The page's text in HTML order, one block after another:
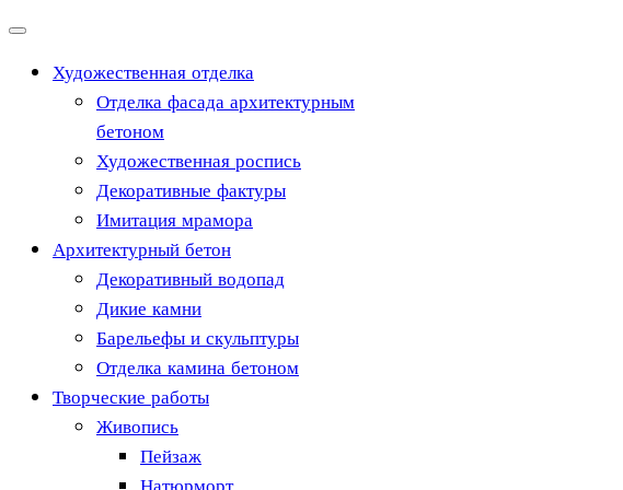
Перейти
содержимому
Художественная отделка
Отделка фасада архитектурным
бетоном
Художественная роспись
Декоративные фактуры
Имитация мрамора
Архитектурный бетон
Декоративный водопад
Дикие камни
Барельефы и скульптуры
Отделка камина бетоном
Творческие работы
Живопись
Пейзаж
Натюрморт